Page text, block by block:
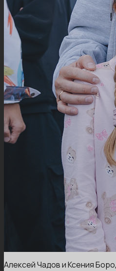
Алексей Чадов и Ксения